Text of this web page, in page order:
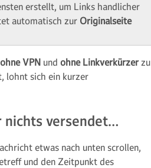
erstellt, um Links handlicher
automatisch zur Originalseite
ohne VPN und ohne Linkverkürzer zu
lohnt sich ein kurzer
nichts versendet…
etwas nach unten scrollen,
und den Zeitpunkt des